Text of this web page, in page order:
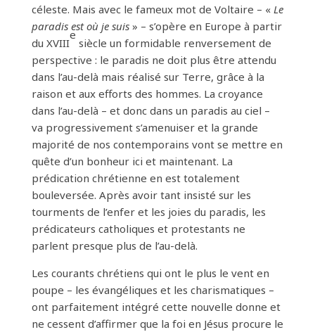
céleste. Mais avec le fameux mot de Voltaire – « Le
paradis est où je suis » – s’opère en Europe à partir
du XVIII
e
siècle un formidable renversement de
perspective : le paradis ne doit plus être attendu
dans l’au-delà mais réalisé sur Terre, grâce à la
raison et aux efforts des hommes. La croyance
dans l’au-delà – et donc dans un paradis au ciel –
va progressivement s’amenuiser et la grande
majorité de nos contemporains vont se mettre en
quête d’un bonheur ici et maintenant. La
prédication chrétienne en est totalement
bouleversée. Après avoir tant insisté sur les
tourments de l’enfer et les joies du paradis, les
prédicateurs catholiques et protestants ne
parlent presque plus de l’au-delà.
Les courants chrétiens qui ont le plus le vent en
poupe – les évangéliques et les charismatiques –
ont parfaitement intégré cette nouvelle donne et
ne cessent d’affirmer que la foi en Jésus procure le